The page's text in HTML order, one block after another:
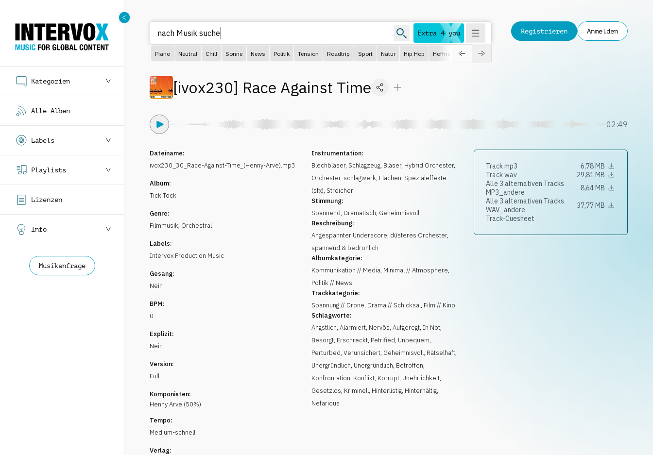
Kategorien
Alle Alben
Labels
Playlists
Lizenzen
Info
Musikanfrage
Extra 4 you
nach M
Piano Neutral Chill Sonne News Politik Tension Roadtrip Sport Natur Hip Hop Hoffnungsvoll Dokumentation
Registrieren Anmelden
[ivox230] Race Against Time
02:49
Dateiname:
ivox230_30_Race-Against-Time_(Henny-Arve).mp3
Album:
Tick Tock
Genre:
Filmmusik, Orchestral
Labels:
Intervox Production Music
Gesang:
Nein
BPM:
0
Explizit:
Nein
Version:
Full
Komponisten:
HennyArve (50%)
Tempo:
Medium-schnell
Verlag:
Instrumentation:
Blechbläser, Schlagzeug, Bläser, Hybrid Orchester,
Orchester-schlagwerk, Flächen, Spezialeffekte
(sfx), Streicher
Stimmung:
Spannend, Dramatisch, Geheimnisvoll
Beschreibung:
Angespannter Underscore, düsteres Orchester,
spannend & bedrohlich
Albumkategorie:
Kommunikation // Media, Minimal // Atmosphere,
Politik // News
Trackkategorie:
Spannung // Drone, Drama // Schicksal, Film // Kino
Schlagworte:
Ängstlich,Alarmiert, Nervös,Aufgeregt,In Not,
Besorgt, Erschreckt, Petrified, Unbequem,
Perturbed,Verunsichert, Geheimnisvoll, Rätselhaft,
Unergründlich, Unergründlich, Betroffen,
Konfrontation, Konflikt, Korrupt, Unehrlichkeit,
Gesetzlos, Kriminell, Hinterlistig, Hinterhältig,
Nefarious
Track mp3
6,78 MB
Track wav
29,81 MB
Alle 3 alternativen Tracks
MP3_andere
8,64 MB
Alle 3 alternativen Tracks
WAV_andere
37,77 MB
Track-Cuesheet